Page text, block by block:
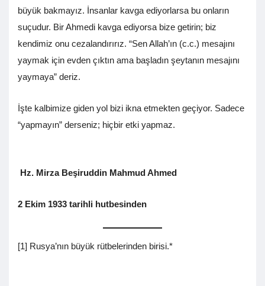
büyük bakmayız. İnsanlar kavga ediyorlarsa bu onların
suçudur. Bir Ahmedi kavga ediyorsa bize getirin; biz
kendimiz onu cezalandırırız. “Sen Allah’ın (c.c.) mesajını
yaymak için evden çıktın ama başladın şeytanın mesajını
yaymaya” deriz.
İşte kalbimize giden yol bizi ikna etmekten geçiyor. Sadece
“yapmayın” derseniz; hiçbir etki yapmaz.
Hz. Mirza Beşiruddin Mahmud Ahmed
2 Ekim 1933 tarihli hutbesinden
[1] Rusya’nın büyük rütbelerinden birisi.*